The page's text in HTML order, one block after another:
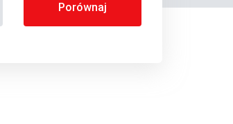
Porównaj